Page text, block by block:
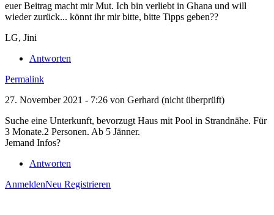
euer Beitrag macht mir Mut. Ich bin verliebt in Ghana und will
wieder zurück... könnt ihr mir bitte, bitte Tipps geben??
LG, Jini
Antworten
Permalink
27. November 2021 - 7:26 von Gerhard (nicht überprüft)
Suche eine Unterkunft, bevorzugt Haus mit Pool in Strandnähe. Für
3 Monate.2 Personen. Ab 5 Jänner.
Jemand Infos?
Antworten
AnmeldenNeu Registrieren